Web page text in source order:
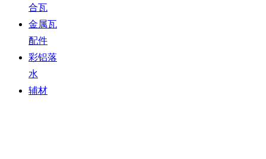
合瓦
金属瓦
配件
彩铝落
水
辅材